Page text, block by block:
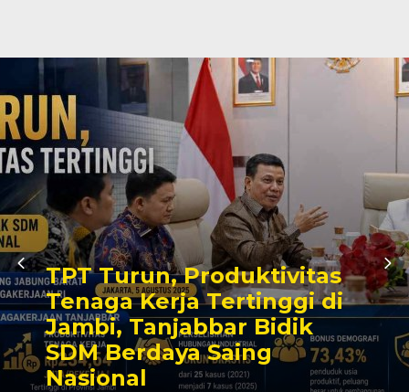
TPT Turun, Produktivitas
Tenaga Kerja Tertinggi di
Jambi, Tanjabbar Bidik
SDM Berdaya Saing
Nasional